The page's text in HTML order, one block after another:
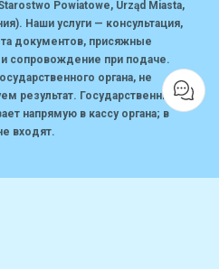
Powiatowe, Urząd Miasta,
Наши услуги — консультация,
документов, присяжные
сопровождение при подаче.
органа, не
результат. Государственные
напрямую в кассу органа; в
входят.